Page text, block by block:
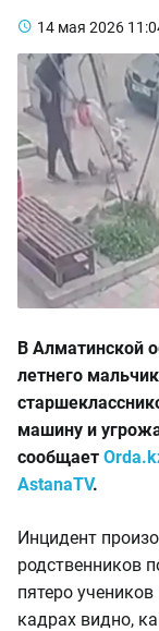
14 мая 2026
В Алматинской
летнего
машину и
сообщает
AstanaTV.
Инцидент
родственников
пятеро
кадрах видно,